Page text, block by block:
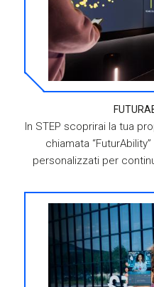
In STEP scoprirai la tua
chiamata
personalizzati per